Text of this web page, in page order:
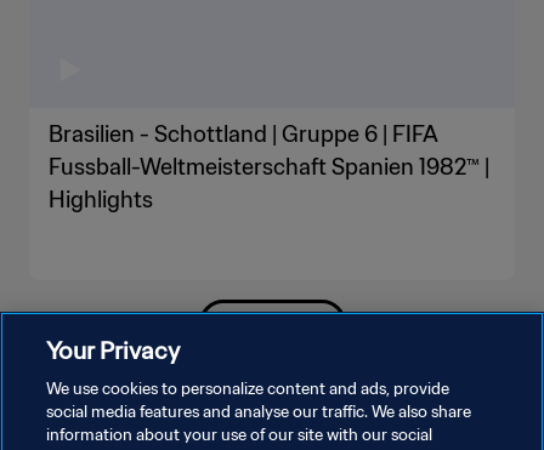
Brasilien - Schottland | Gruppe 6 | FIFA
Fussball-Weltmeisterschaft Spanien 1982™ |
Highlights
Your Privacy
We use cookies to personalize content and ads, provide
social media features and analyse our traffic. We also share
information about your use of our site with our social